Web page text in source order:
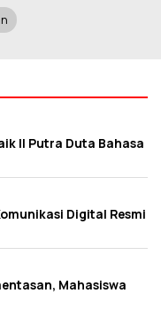
II Putra Duta Bahasa
Digital Resmi
Mahasiswa